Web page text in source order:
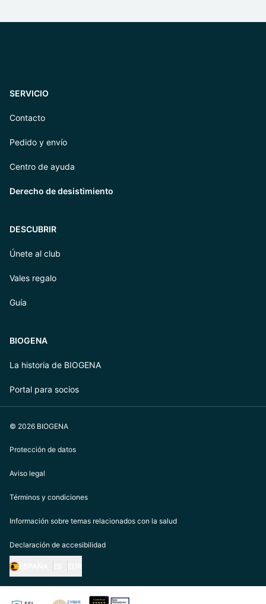
SERVICIO
Contacto
Pedido y envío
Centro de ayuda
Derecho de desistimiento
DESCUBRIR
Únete al club
Vales regalo
Guía
BIOGENA
La historia de BIOGENA
Portal para socios
© 2026 BIOGENA
Protección de datos
Aviso legal
Términos y condiciones
Información sobre temas relacionados con la salud
Declaración de accesibilidad
https://biogena.com/de-at
https://biogena.com/de-de